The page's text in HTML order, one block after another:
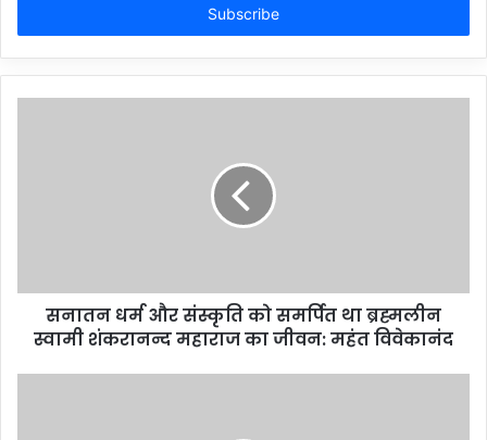
सनातन धर्म और संस्कृति को समर्पित था ब्रह्मलीन
स्वामी शंकरानन्द महाराज का जीवन: महंत विवेकानंद